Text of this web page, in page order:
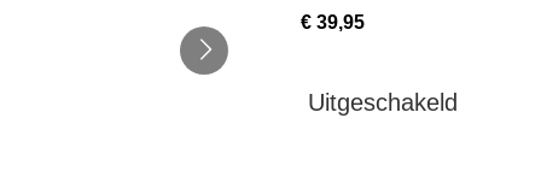
€ 39,95
Uitgeschakeld